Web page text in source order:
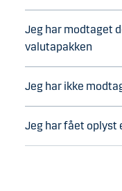
Jeg har modtaget
valutapakken
Jeg har ikke
Jeg har fået oplyst